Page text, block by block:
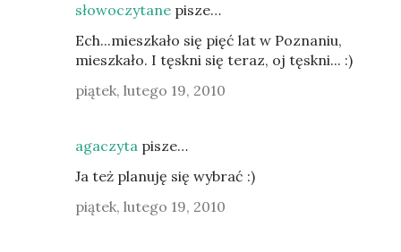
słowoczytane pisze…
Ech...mieszkało się pięć lat w Poznaniu,
mieszkało. I tęskni się teraz, oj tęskni... :)
piątek, lutego 19, 2010
agaczyta pisze…
Ja też planuję się wybrać :)
piątek, lutego 19, 2010